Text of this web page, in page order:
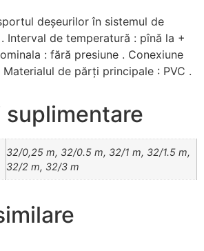
deșeurilor în sistemul de
Interval de temperatură : pînă la +
: fără presiune . Conexiune
de părți principale : PVC .
suplimentare
32/0,25 m, 32/0.5 m, 32/1 m, 32/1.5 m,
32/2 m, 32/3 m